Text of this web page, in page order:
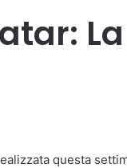
questa